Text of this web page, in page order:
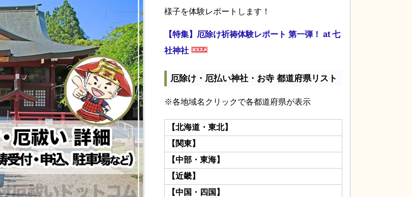
様子を体験レポートします！
【特集】厄除け祈祷体験レポート 第一弾！ at 七
社神社
厄除け・厄払い神社・お寺 都道府県リスト
※各地域名クリックで各都道府県が表示
【北海道・東北】
【関東】
【中部・東海】
【近畿】
【中国・四国】